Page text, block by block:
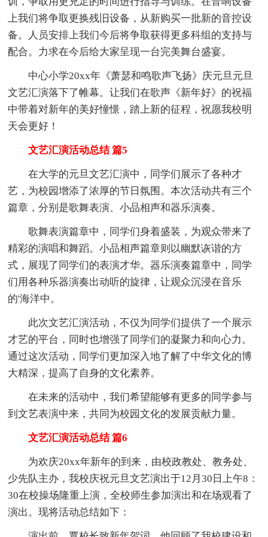
上我们将争取更换残旧设备，从新购买一批新的音控设
备。人员安排上我们今后将争取获得更多科组的支持与
配合。力求在今后给大家呈现一台完美舞台盛宴。
中心小学20xx年《萧瑟和鸣歌声飞扬》庆元旦元旦
文艺汇演落下了帷幕。让我们在歌声《新年好》的祝福
中带着对新年的美好憧憬，踏上新的征程，祝愿我校明
天会更好！
文艺汇演活动总结 篇5
在大学的元旦文艺汇演中，同学们展示了各种才
艺，为校园增添了浓厚的节日氛围。本次活动共有三个
篇章，分别是歌舞表演、小品相声和器乐演奏。
歌舞表演篇章中，同学们身着盛装，为观众带来了
精彩的演唱和舞蹈。小品相声篇章则以幽默诙谐的方
式，展现了同学们的表演才华。器乐演奏篇章中，同学
们用各种乐器演奏出动听的旋律，让观众沉浸在音乐
的'海洋中。
此次文艺汇演活动，不仅为同学们提供了一个展示
才艺的平台，同时也增强了同学们的凝聚力和向心力。
通过这次活动，同学们更加深入地了解了中华文化的博
大精深，提高了自身的文化素养。
在未来的活动中，我们希望能够有更多的同学参与
到文艺表演中来，共同为校园文化的发展贡献力量。
文艺汇演活动总结 篇6
为欢庆20xx年新年的到来，由校政教处、教务处、
少先队主办，我校庆祝元旦文艺演出于12月30日上午8：
30在校操场隆重上演，全校师生参加演出和在场观看了
演出。现将活动总结如下：